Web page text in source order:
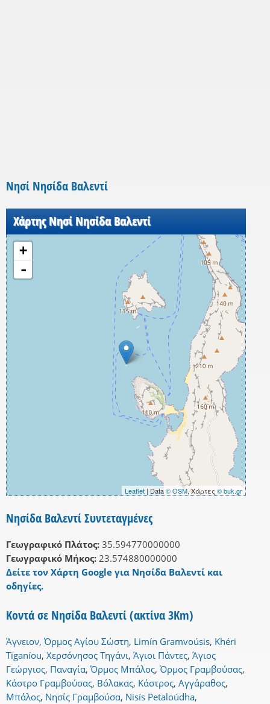
Νησί Νησίδα Βαλεντί
Χάρτης Νησί Νησίδα Βαλεντί
+
-
Leaflet | Data© OSM, Χάρτες © buk.gr
Νησίδα Βαλεντί Συντεταγμένες
Γεωγραφικό Πλάτος: 35.594770000000
Γεωγραφικό Μήκος: 23.574880000000
Δείτε τον Χάρτη Google για Νησίδα Βαλεντί και
οδηγίες.
Κοντά σε Νησίδα Βαλεντί (ακτίνα 3Km)
Άγνειον,Όρμος Αγίου Σώστη, Limín Gramvoúsis, Khéri
Tiganíou, Χερσόνησος Τηγάνι, Άγιοι Πάντες, Άγιος
Γεώργιος, Παναγία,Όρμος Μπάλος,Όρμος Γραμβούσας,
Κάστρο Γραμβούσας, Βόλακας, Κάστρος, Αγγάραθος,
Μπάλος, Νησίς Γραμβούσα, Nisís Petaloúdha,